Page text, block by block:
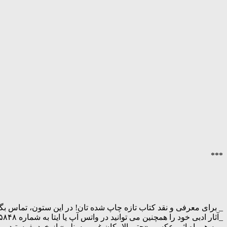
***
_ برای معرفی و نقد کتاب تازه چاپ شده تان! در این ستون، تماس
_آثار ادبی خود را همچنین می توانید در واتس آپ یا ایتا به شماره ۰۹۱۷۸۲۲۵۸۴۸ علی حاتمی «ع.آیدین»، ارسال فرمایید.